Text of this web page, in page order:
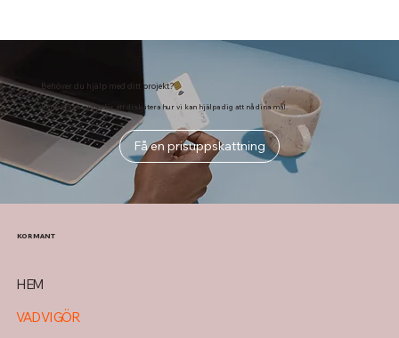
Behöver du hjälp med ditt projekt?
Kontakta oss idag för att diskutera hur vi kan hjälpa dig att nå dina mål.
Få en prisuppskattning
KORMANT
HEM
VAD VI GÖR